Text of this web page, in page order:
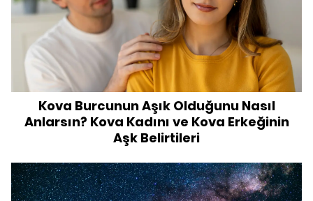
Kova Burcunun Aşık Olduğunu Nasıl
Anlarsın? Kova Kadını ve Kova Erkeğinin
Aşk Belirtileri